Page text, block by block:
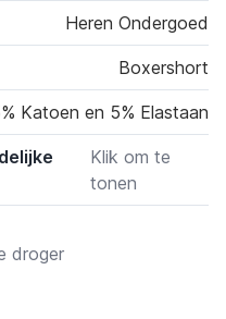
Heren Ondergoed
Boxershort
Katoen en 5% Elastaan
Klik om te
tonen
droger